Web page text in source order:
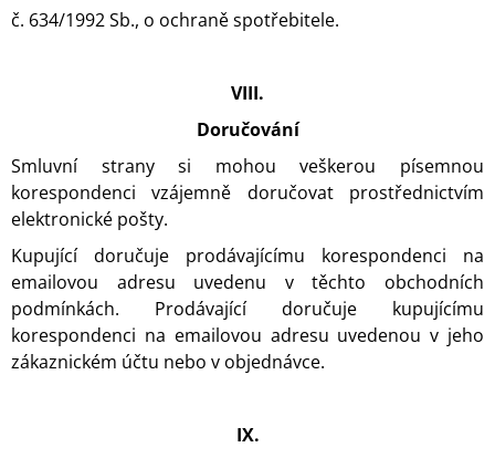
č. 634/1992 Sb., o ochraně spotřebitele.
VIII.
Doručování
Smluvní strany si mohou veškerou písemnou
korespondenci vzájemně doručovat prostřednictvím
elektronické pošty.
Kupující doručuje prodávajícímu korespondenci na
emailovou adresu uvedenu v těchto obchodních
podmínkách. Prodávající doručuje kupujícímu
korespondenci na emailovou adresu uvedenou v jeho
zákaznickém účtu nebo v objednávce.
IX.